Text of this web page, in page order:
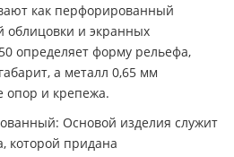
как перфорированный
облицовки и экранных
определяет форму рельефа,
а металл 0,65 мм
опор и крепежа.
Основой изделия служит
которой придана